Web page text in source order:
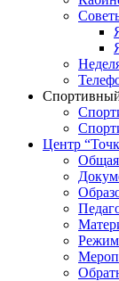
Центр
Общая
Режим